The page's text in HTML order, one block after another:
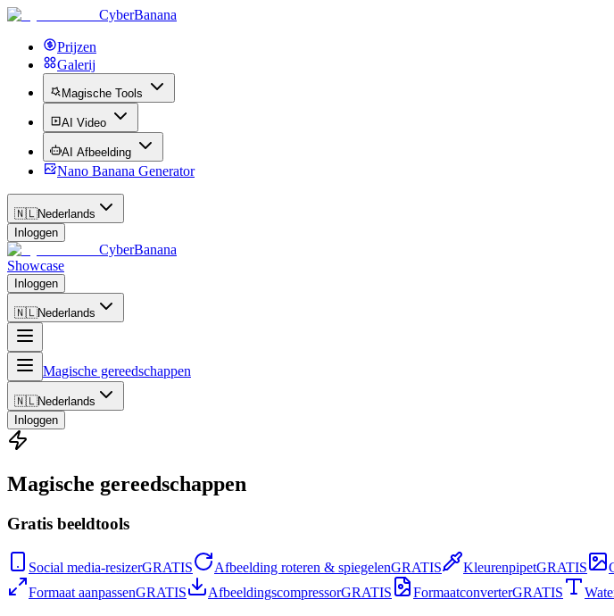
CyberBanana
Prijzen
Galerij
Magische Tools
AI Video
AI Afbeelding
Nano Banana Generator
🇳🇱Nederlands
Inloggen
CyberBanana
Showcase
Inloggen
🇳🇱Nederlands
Magische gereedschappen
🇳🇱Nederlands
Inloggen
Magische gereedschappen
Gratis beeldtools
Social media-resizerGRATIS Afbeelding roteren & spiegelenGRATIS KleurenpipetGRATIS
Formaat aanpassenGRATIS AfbeeldingscompressorGRATIS FormaatconverterGRATIS